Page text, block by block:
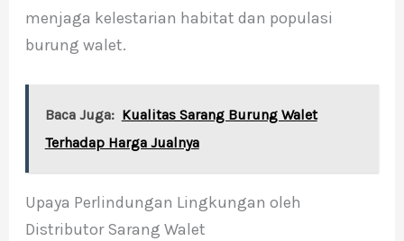
menjaga kelestarian habitat dan populasi
burung walet.
Baca Juga: Kualitas Sarang Burung Walet
Terhadap Harga Jualnya
Upaya Perlindungan Lingkungan oleh
Distributor Sarang Walet